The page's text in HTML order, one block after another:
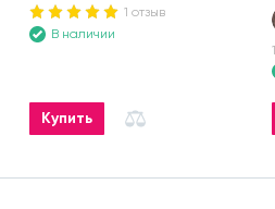
1 отзыв
В наличии
Купить